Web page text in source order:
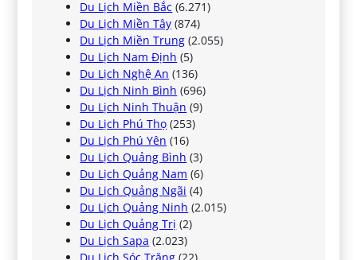
Du Lịch Miền Bắc (6.271)
Du Lịch Miền Tây (874)
Du Lịch Miền Trung (2.055)
Du Lịch Nam Định (5)
Du Lịch Nghệ An (136)
Du Lịch Ninh Bình (696)
Du Lịch Ninh Thuận (9)
Du Lịch Phú Thọ (253)
Du Lịch Phú Yên (16)
Du Lịch Quảng Bình (3)
Du Lịch Quảng Nam (6)
Du Lịch Quảng Ngãi (4)
Du Lịch Quảng Ninh (2.015)
Du Lịch Quảng Trị (2)
Du Lịch Sapa (2.023)
Du Lịch Sóc Trăng (22)